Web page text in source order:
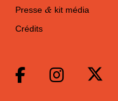
Presse & kit média
Crédits